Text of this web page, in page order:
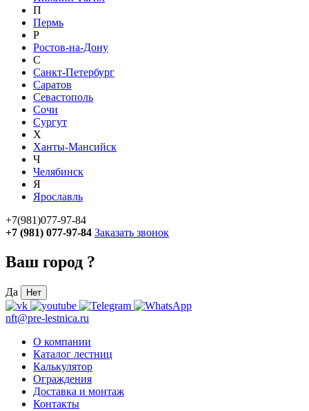
П
Пермь
Р
Ростов-на-Дону
С
Санкт-Петербург
Саратов
Севастополь
Сочи
Сургут
Х
Ханты-Мансийск
Ч
Челябинск
Я
Ярославль
+7(981)077-97-84
+7 (981) 077-97-84 Заказать звонок
Ваш город ?
Да Нет
nft@pre-lestnica.ru
О компании
Каталог лестниц
Калькулятор
Ограждения
Доставка и монтаж
Контакты